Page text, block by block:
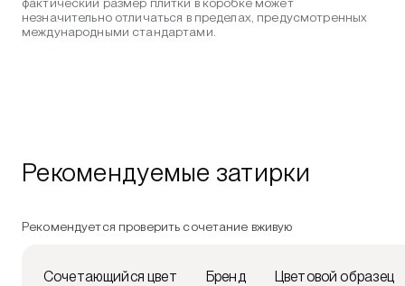
незначительно отличаться в пределах, предусмотренных
международными стандартами.
Рекомендуемые затирки
Рекомендуется проверить сочетание вживую
Сочетающийся цвет Бренд Цветовой образец